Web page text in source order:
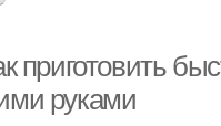
приготовить
руками